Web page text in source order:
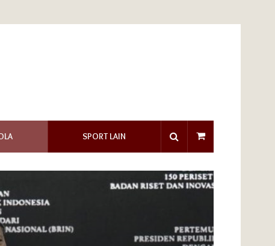
SPORT LAIN